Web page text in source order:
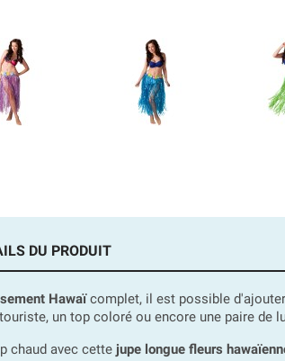
DU PRODUIT
Hawaïcomplet, il est possible
un top coloré ou encore une paire
chaud avec cette jupe longue fleurs